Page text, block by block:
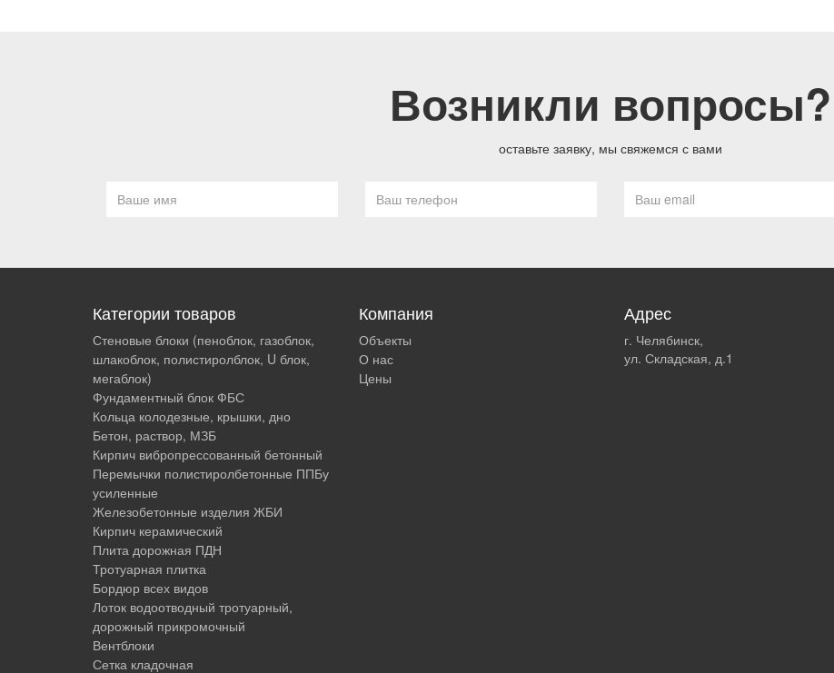
Возникли вопросы?
оставьте заявку, мы свяжемся с вами
Категории товаров
Стеновые блоки (пеноблок, газоблок,
шлакоблок, полистиролблок, U блок,
мегаблок)
Фундаментный блок ФБС
Кольца колодезные, крышки, дно
Бетон, раствор, МЗБ
Кирпич вибропрессованный бетонный
Перемычки полистиролбетонные ППБу
усиленные
Железобетонные изделия ЖБИ
Кирпич керамический
Плита дорожная ПДН
Тротуарная плитка
Бордюр всех видов
Лоток водоотводный тротуарный,
дорожный прикромочный
Вентблоки
Сетка кладочная
Компания
Объекты
О нас
Цены
Адрес
г. Челябинск,
ул. Складская, д.1